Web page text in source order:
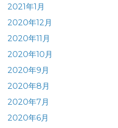
2021年1月
2020年12月
2020年11月
2020年10月
2020年9月
2020年8月
2020年7月
2020年6月